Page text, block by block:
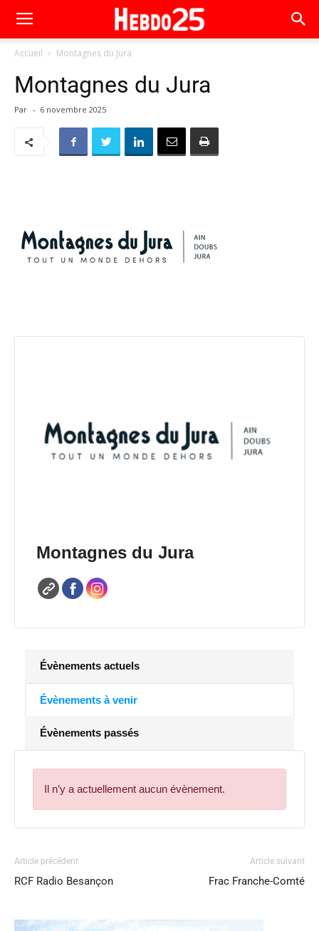
Accueil Montagnes du Jura
Montagnes du Jura
Par - 6 novembre 2025
Montagnes du Jura
Évènements actuels
Évènements à venir
Évènements passés
Il n’y a actuellement aucun évènement.
Article précédent
RCF Radio Besançon
Article suivant
Frac Franche-Comté